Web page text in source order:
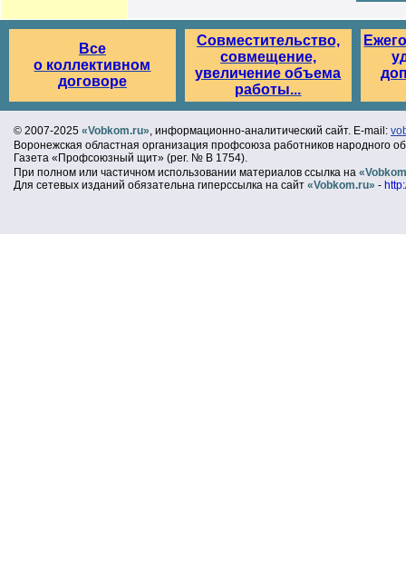
Все
о коллективном
договоре
Совместительство,
совмещение,
увеличение объема
работы...
© 2007-2025 «Vobkom.ru», информационно-аналитический сайт. E-mail:
Воронежская областная организация профсоюза работников народного
Газета «Профсоюзный щит» (рег. № В 1754).
При полном или частичном использовании материалов ссылка на
Для сетевых изданий обязательна гиперссылка на сайт «Vobkom.ru» -